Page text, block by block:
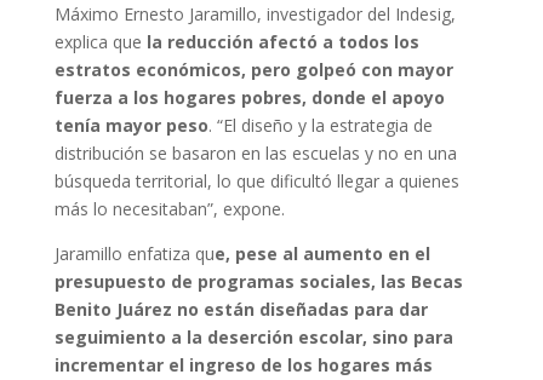
Máximo Ernesto Jaramillo, investigador del Indesig,
explica que la reducción afectó a todos los
estratos económicos, pero golpeó con mayor
fuerza a los hogares pobres, donde el apoyo
tenía mayor peso. “El diseño y la estrategia de
distribución se basaron en las escuelas y no en una
búsqueda territorial, lo que dificultó llegar a quienes
más lo necesitaban”, expone.
Jaramillo enfatiza que, pese al aumento en el
presupuesto de programas sociales, las Becas
Benito Juárez no están diseñadas para dar
seguimiento a la deserción escolar, sino para
incrementar el ingreso de los hogares más